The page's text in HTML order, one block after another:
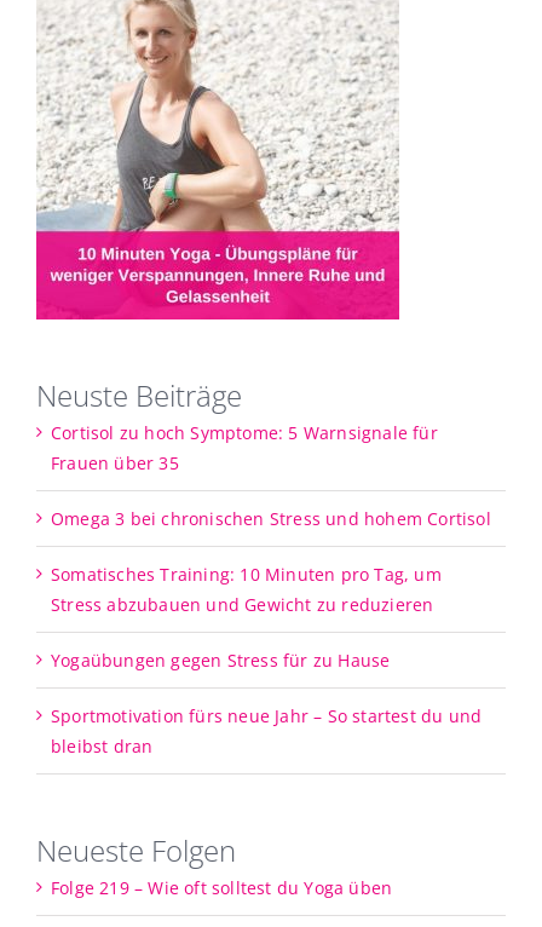
Neuste Beiträge
Cortisol zu hoch Symptome: 5 Warnsignale für
Frauen über 35
Omega 3 bei chronischen Stress und hohem Cortisol
Somatisches Training: 10 Minuten pro Tag, um
Stress abzubauen und Gewicht zu reduzieren
Yogaübungen gegen Stress für zu Hause
Sportmotivation fürs neue Jahr – So startest du und
bleibst dran
Neueste Folgen
Folge 219 – Wie oft solltest du Yoga üben